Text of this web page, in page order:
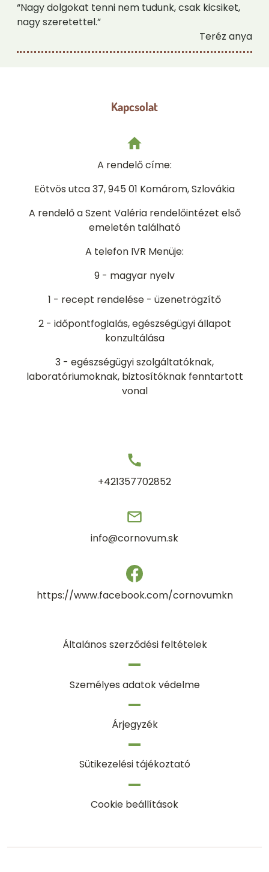
“Nagy dolgokat tenni nem tudunk, csak kicsiket,
nagy szeretettel.”
Teréz anya
Kapcsolat
A rendelő címe:
Eötvös utca 37, 945 01 Komárom, Szlovákia
A rendelő a Szent Valéria rendelőintézet első
emeletén található
A telefon IVR Menüje:
9 - magyar nyelv
1 - recept rendelése - üzenetrögzítő
2 - időpontfoglalás, egészségügyi állapot
konzultálása
3 - egészségügyi szolgáltatóknak,
laboratóriumoknak, biztosítóknak fenntartott
vonal
+421357702852
info@cornovum.sk
https://www.facebook.com/cornovumkn
Általános szerződési feltételek
Személyes adatok védelme
Árjegyzék
Sütikezelési tájékoztató
Cookie beállítások